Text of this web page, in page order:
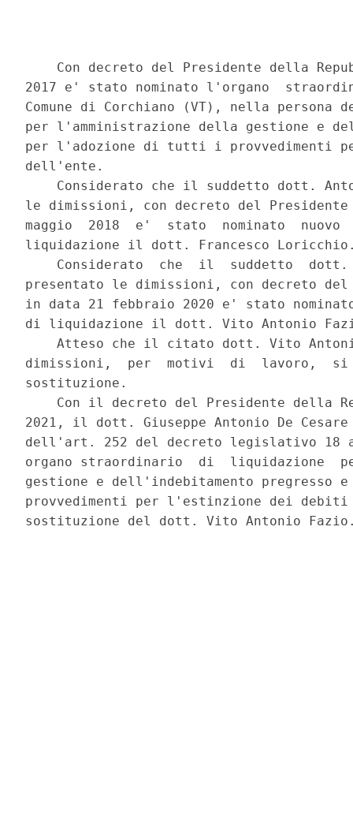
Con decreto del Presidente della
2017 e' stato nominato l'organo
Comune di Corchiano (VT), nella
per l'amministrazione della gestione e
per l'adozione di tutti i provvedimenti
dell'ente.
Considerato che il suddetto dott.
le dimissioni, con decreto del
maggio  2018  e'  stato  nominato
liquidazione il dott. Francesco
Considerato  che  il  suddetto
presentato le dimissioni, con decreto del
in data 21 febbraio 2020 e' stato
di liquidazione il dott. Vito Antonio
Atteso che il citato dott. Vito
dimissioni,  per  motivi  di  lavoro,  si
sostituzione.
Con il decreto del Presidente della
2021, il dott. Giuseppe Antonio De
dell'art. 252 del decreto legislativo 18
organo straordinario  di  liquidazione
gestione e dell'indebitamento
provvedimenti per l'estinzione dei